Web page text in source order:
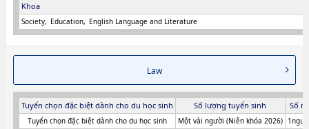
Khoa
Society Education English Language and Literature
Law
Tuyển chọn đặc biệt dành cho du học sinh Số lượng tuyển sinh Số
Tuyển chọn đặc biệt dành cho du học sinh Một vài người (Niên khóa 2026)